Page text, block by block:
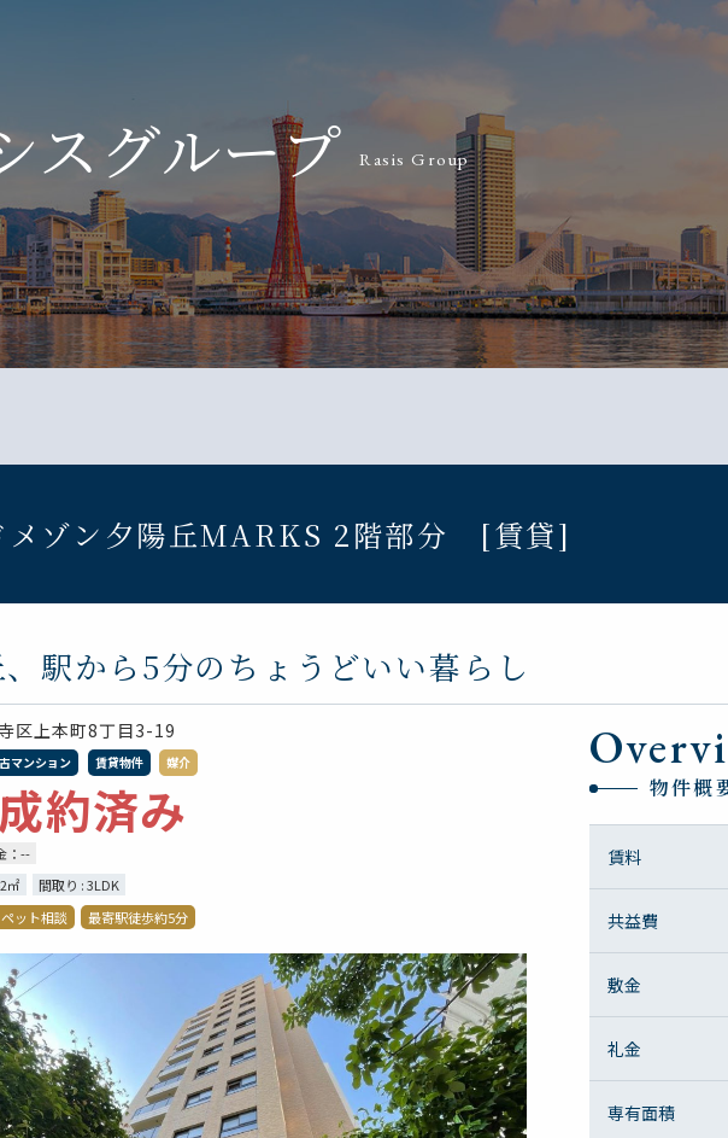
スグループ Rasis Group
メゾン夕陽丘MARKS 2階部分 [賃貸]
駅から5分のちょうどいい暮らし
区上本町8丁目3-19
マンション 賃貸物件 媒介
約済み
：--
㎡
間取り : 3LDK
ペット相談 最寄駅徒歩約5分
物件概
賃料
共益費
敷金
礼金
専有面積